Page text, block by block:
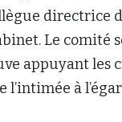
directrice
Le comité
appuyant les
l’intimée à